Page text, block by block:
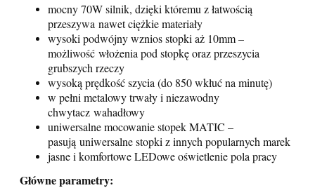
mocny 70W silnik, dzięki któremu z łatwością
przeszywa nawet ciężkie materiały
wysoki podwójny wznios stopki aż 10mm –
możliwość włożenia pod stopkę oraz przeszycia
grubszych rzeczy
wysoką prędkość szycia (do 850 wkłuć na minutę)
w pełni metalowy trwały i niezawodny
chwytacz wahadłowy
uniwersalne mocowanie stopek MATIC –
pasują uniwersalne stopki z innych popularnych marek
jasne i komfortowe LEDowe oświetlenie pola pracy
Główne parametry: